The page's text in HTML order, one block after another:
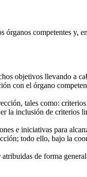
competentes y,
objetivos llevando a
con el órgano
tales como:
la inclusión de criterios
e iniciativas para
todo ello, bajo la
de forma